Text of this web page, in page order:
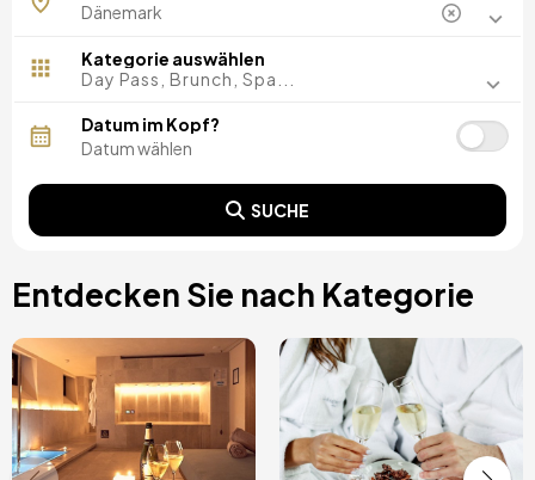
Kategorie auswählen
Day Pass, Brunch, Spa...
Datum im Kopf?
SUCHE
Entdecken Sie nach Kategorie